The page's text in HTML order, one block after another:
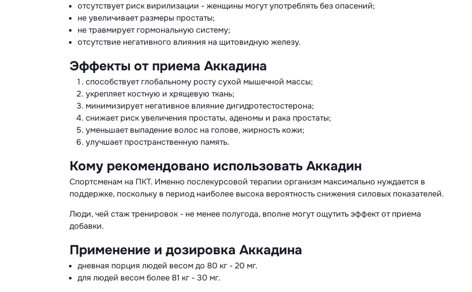
отсутствует риск вирилизации - женщины могут употреблять без опасений;
не увеличивает размеры простаты;
не травмирует гормональную систему;
отсутствие негативного влияния на щитовидную железу.
Эффекты от приема Аккадина
способствует глобальному росту сухой мышечной массы;
укрепляет костную и хрящевую ткань;
минимизирует негативное влияние дигидротестостерона;
снижает риск увеличения простаты, аденомы и рака простаты;
уменьшает выпадение волос на голове, жирность кожи;
улучшает пространственную память.
Кому рекомендовано использовать Аккадин
Спортсменам на ПКТ. Именно послекурсовой терапии организм максимально нуждается в
поддержке, поскольку в период наиболее высока вероятность снижения силовых показателей.
Люди, чей стаж тренировок - не менее полугода, вполне могут ощутить эффект от приема
добавки.
Применение и дозировка Аккадина
дневная порция людей весом до 80 кг - 20 мг.
для людей весом более 81 кг - 30 мг.